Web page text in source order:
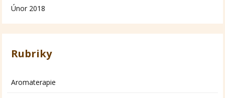
Únor 2018
Rubriky
Aromaterapie